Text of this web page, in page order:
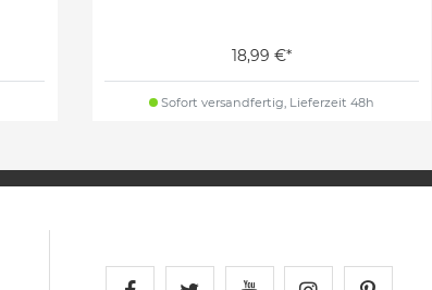
18,99 €*
Sofort versandfertig, Lieferzeit 48h